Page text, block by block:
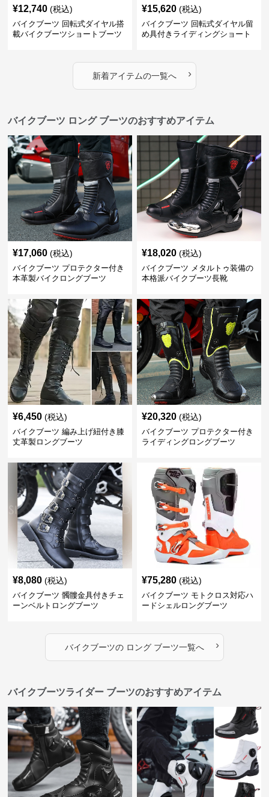
¥12,740 (税込)
バイクブーツ 回転式ダイヤル搭
載バイクブーツショートブーツ
¥15,620 (税込)
バイクブーツ 回転式ダイヤル留
め具付きライディングショート
新着アイテムの一覧へ ›
バイクブーツ ロング ブーツのおすすめアイテム
¥17,060 (税込)
バイクブーツ プロテクター付き
本革製バイクロングブーツ
¥18,020 (税込)
バイクブーツ メタルトゥ装備の
本格派バイクブーツ長靴
¥6,450 (税込)
バイクブーツ 編み上げ紐付き膝
丈革製ロングブーツ
¥20,320 (税込)
バイクブーツ プロテクター付き
ライディングロングブーツ
¥8,080 (税込)
バイクブーツ 髑髏金具付きチェ
ーンベルトロングブーツ
¥75,280 (税込)
バイクブーツ モトクロス対応ハ
ードシェルロングブーツ
バイクブーツのロング ブーツ一覧へ ›
バイクブーツライダー ブーツのおすすめアイテム